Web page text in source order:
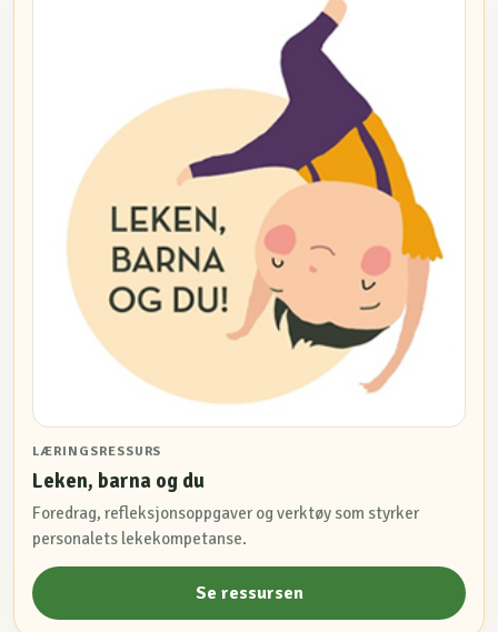
LÆRINGSRESSURS
Leken, barna og du
Foredrag, refleksjonsoppgaver og verktøy som styrker
personalets lekekompetanse.
Se ressursen